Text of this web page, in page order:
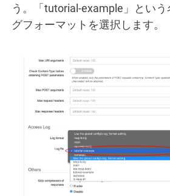
う。「tutorial-example」とい
グフォーマットを選択します。